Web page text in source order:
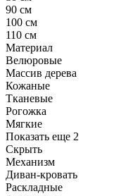
90 см
100 см
110 см
Материал
Велюровые
Массив дерева
Кожаные
Тканевые
Рогожка
Мягкие
Показать еще 2
Скрыть
Механизм
Диван-кровать
Раскладные